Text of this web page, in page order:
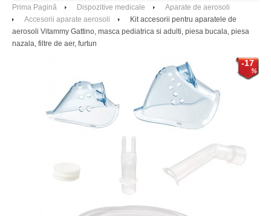
Prima Pagină Dispozitive medicale
Aparate de aerosoli
Accesorii aparate aerosoli
Kit accesorii pentru aparatele de
aerosoli Vitammy Gattino, masca pediatrica si adulti, piesa bucala, piesa
nazala, filtre de aer, furtun
-17